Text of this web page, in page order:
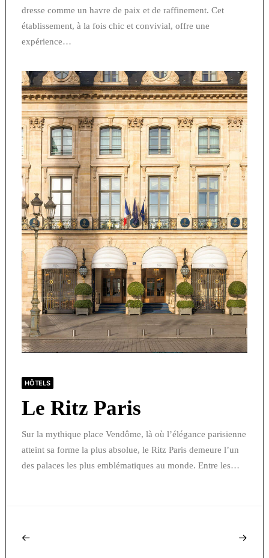
dresse comme un havre de paix et de raffinement. Cet
établissement, à la fois chic et convivial, offre une
expérience…
HÔTELS
Le Ritz Paris
Sur la mythique place Vendôme, là où l’élégance parisienne
atteint sa forme la plus absolue, le Ritz Paris demeure l’un
des palaces les plus emblématiques au monde. Entre les…